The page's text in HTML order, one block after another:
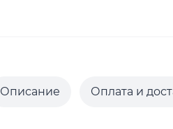
Описание Оплата и